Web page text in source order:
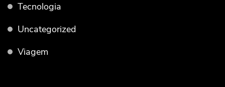
Tecnologia
Uncategorized
Viagem